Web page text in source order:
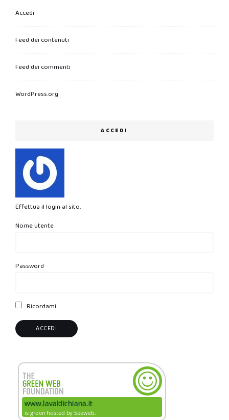
Accedi
Feed dei contenuti
Feed dei commenti
WordPress.org
ACCEDI
Effettua il login al sito.
Nome utente
Password
Ricordami